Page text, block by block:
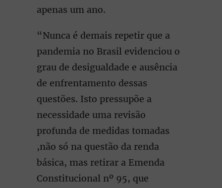
apenas um ano.
“Nunca é demais repetir que a
pandemia no Brasil evidenciou o
grau de desigualdade e ausência
de enfrentamento dessas
questões. Isto pressupõe a
necessidade uma revisão
profunda de medidas tomadas
,não só na questão da renda
básica, mas retirar a Emenda
Constitucional nº 95, que